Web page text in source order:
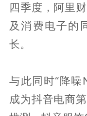
四季度，阿里
及消费电子的
长。
与此同时“降噪
成为抖音电商